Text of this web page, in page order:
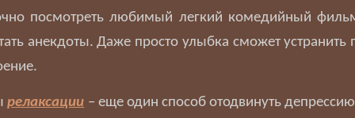
посмотреть любимый легкий комедийный
анекдоты. Даже просто улыбка сможет устранить
релаксации – еще один способ отодвинуть